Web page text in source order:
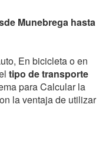
Munebrega hasta
En bicicleta o en
tipo de transporte
para Calcular la
la ventaja de utilizar